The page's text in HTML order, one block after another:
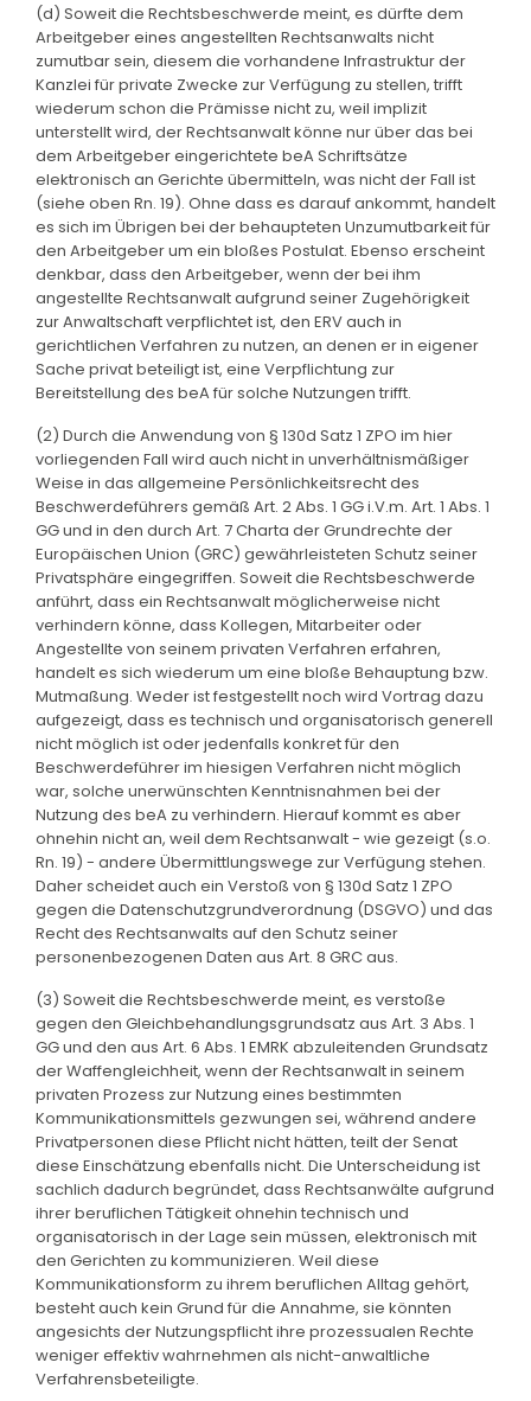
(d) Soweit die Rechtsbeschwerde meint, es dürfte dem
Arbeitgeber eines angestellten Rechtsanwalts nicht
zumutbar sein, diesem die vorhandene Infrastruktur der
Kanzlei für private Zwecke zur Verfügung zu stellen, trifft
wiederum schon die Prämisse nicht zu, weil implizit
unterstellt wird, der Rechtsanwalt könne nur über das bei
dem Arbeitgeber eingerichtete beA Schriftsätze
elektronisch an Gerichte übermitteln, was nicht der Fall ist
(siehe oben Rn. 19). Ohne dass es darauf ankommt, handelt
es sich im Übrigen bei der behaupteten Unzumutbarkeit für
den Arbeitgeber um ein bloßes Postulat. Ebenso erscheint
denkbar, dass den Arbeitgeber, wenn der bei ihm
angestellte Rechtsanwalt aufgrund seiner Zugehörigkeit
zur Anwaltschaft verpflichtet ist, den ERV auch in
gerichtlichen Verfahren zu nutzen, an denen er in eigener
Sache privat beteiligt ist, eine Verpflichtung zur
Bereitstellung des beA für solche Nutzungen trifft.
(2) Durch die Anwendung von § 130d Satz 1 ZPO im hier
vorliegenden Fall wird auch nicht in unverhältnismäßiger
Weise in das allgemeine Persönlichkeitsrecht des
Beschwerdeführers gemäß Art. 2 Abs. 1 GG i.V.m. Art. 1 Abs. 1
GG und in den durch Art. 7 Charta der Grundrechte der
Europäischen Union (GRC) gewährleisteten Schutz seiner
Privatsphäre eingegriffen. Soweit die Rechtsbeschwerde
anführt, dass ein Rechtsanwalt möglicherweise nicht
verhindern könne, dass Kollegen, Mitarbeiter oder
Angestellte von seinem privaten Verfahren erfahren,
handelt es sich wiederum um eine bloße Behauptung bzw.
Mutmaßung. Weder ist festgestellt noch wird Vortrag dazu
aufgezeigt, dass es technisch und organisatorisch generell
nicht möglich ist oder jedenfalls konkret für den
Beschwerdeführer im hiesigen Verfahren nicht möglich
war, solche unerwünschten Kenntnisnahmen bei der
Nutzung des beA zu verhindern. Hierauf kommt es aber
ohnehin nicht an, weil dem Rechtsanwalt - wie gezeigt (s.o.
Rn. 19) - andere Übermittlungswege zur Verfügung stehen.
Daher scheidet auch ein Verstoß von § 130d Satz 1 ZPO
gegen die Datenschutzgrundverordnung (DSGVO) und das
Recht des Rechtsanwalts auf den Schutz seiner
personenbezogenen Daten aus Art. 8 GRC aus.
(3) Soweit die Rechtsbeschwerde meint, es verstoße
gegen den Gleichbehandlungsgrundsatz aus Art. 3 Abs. 1
GG und den aus Art. 6 Abs. 1 EMRK abzuleitenden Grundsatz
der Waffengleichheit, wenn der Rechtsanwalt in seinem
privaten Prozess zur Nutzung eines bestimmten
Kommunikationsmittels gezwungen sei, während andere
Privatpersonen diese Pflicht nicht hätten, teilt der Senat
diese Einschätzung ebenfalls nicht. Die Unterscheidung ist
sachlich dadurch begründet, dass Rechtsanwälte aufgrund
ihrer beruflichen Tätigkeit ohnehin technisch und
organisatorisch in der Lage sein müssen, elektronisch mit
den Gerichten zu kommunizieren. Weil diese
Kommunikationsform zu ihrem beruflichen Alltag gehört,
besteht auch kein Grund für die Annahme, sie könnten
angesichts der Nutzungspflicht ihre prozessualen Rechte
weniger effektiv wahrnehmen als nicht-anwaltliche
Verfahrensbeteiligte.